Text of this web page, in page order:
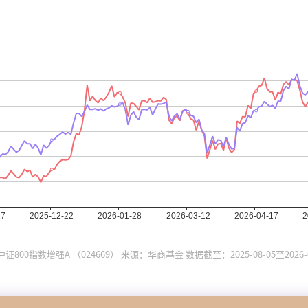
证800指数增强A （024669） 来源：华商基金 数据截至：2025-08-05至